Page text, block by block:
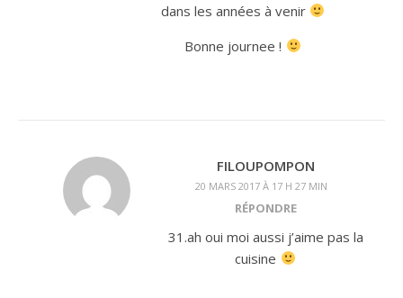
dans les années à venir
Bonne journee !
FILOUPOMPON
20 MARS 2017 À 17 H 27 MIN
RÉPONDRE
31.ah oui moi aussi j’aime pas la
cuisine